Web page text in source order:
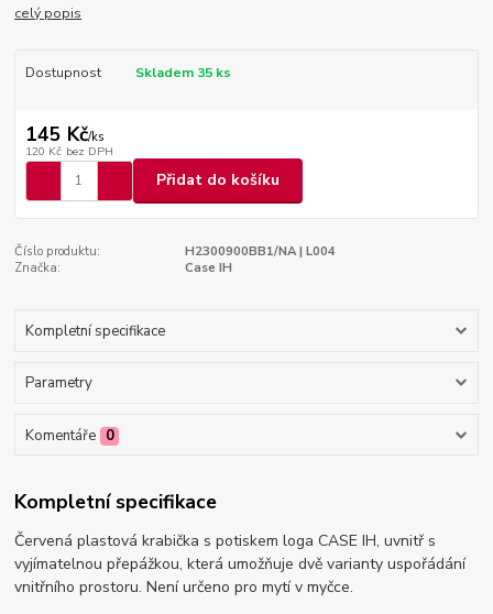
celý popis
Dostupnost Skladem 35 ks
145 Kč/ks
120 Kč bez DPH
Přidat do košíku
Číslo produktu:
H2300900BB1/NA | L004
Značka:
Case IH
Kompletní specifikace
Parametry
Komentáře 0
Kompletní specifikace
Červená plastová krabička s potiskem loga CASE IH, uvnitř s
vyjímatelnou přepážkou, která umožňuje dvě varianty uspořádání
vnitřního prostoru. Není určeno pro mytí v myčce.